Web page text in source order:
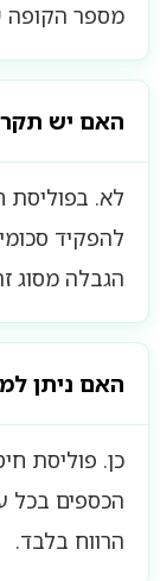
מספר הקופה של
האם יש
לא. בפוליסת
להפקיד
הגבלה מסוג
האם ניתן
כן. פוליסת
הכספים בכל
הרווח בלבד.